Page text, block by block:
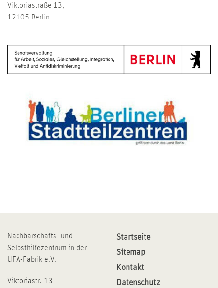
Viktoriastraße 13,
12105 Berlin
Nachbarschafts- und
Selbsthilfezentrum in der
UFA-Fabrik e.V.
Viktoriastr. 13
Startseite
Sitemap
Kontakt
Datenschutz